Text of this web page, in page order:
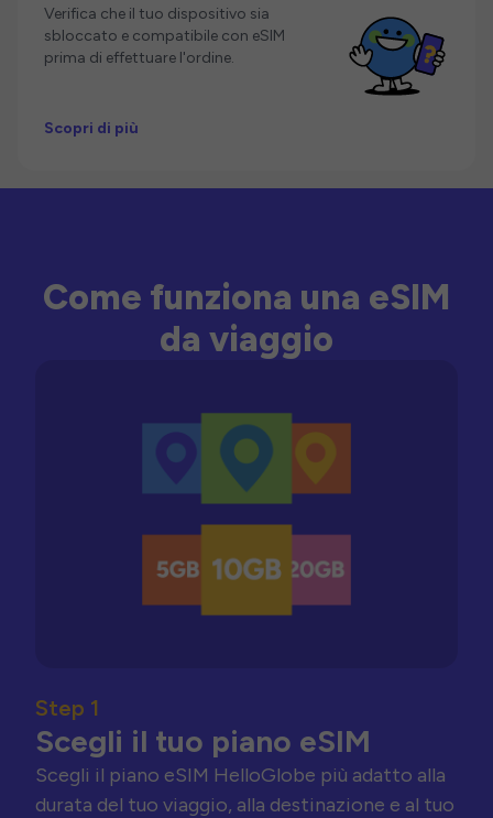
Verifica che il tuo dispositivo sia
sbloccato e compatibile con eSIM
prima di effettuare l'ordine.
Scopri di più
Come funziona una eSIM
da viaggio
Step 1
Scegli il tuo piano eSIM
Scegli il piano eSIM HelloGlobe più adatto alla
durata del tuo viaggio, alla destinazione e al tuo